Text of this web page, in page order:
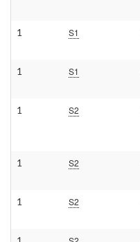
1 S1
1 S1
1 S2
1 S2
1 S2